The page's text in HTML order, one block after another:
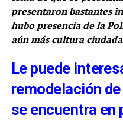
presentaron bastantes
hubo presencia de la
aún más cultura
Le puede
remodelación
se encuentra en